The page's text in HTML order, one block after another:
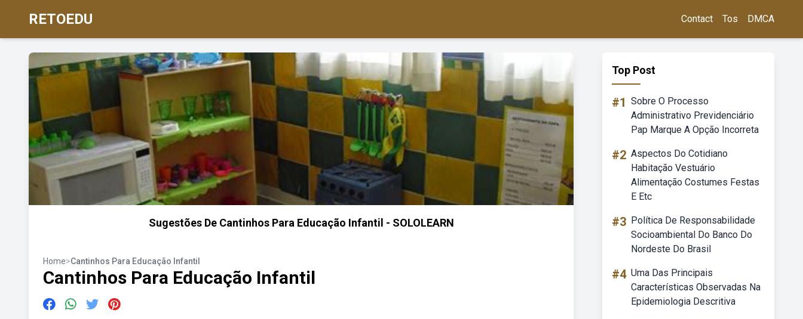
RETOEDU Contact Tos DMCA
Sugestões De Cantinhos Para Educação Infantil - SOLOLEARN
Home>Cantinhos Para Educação Infantil
Cantinhos Para Educação Infantil
Top Post
#1 Sobre O Processo
Administrativo Previdenciário
Pap Marque A Opção Incorreta
#2 Aspectos Do Cotidiano
Habitação Vestuário
Alimentação Costumes Festas
E Etc
#3 Política De Responsabilidade
Socioambiental Do Banco Do
Nordeste Do Brasil
#4 Uma Das Principais
Características Observadas Na
Epidemiologia Descritiva